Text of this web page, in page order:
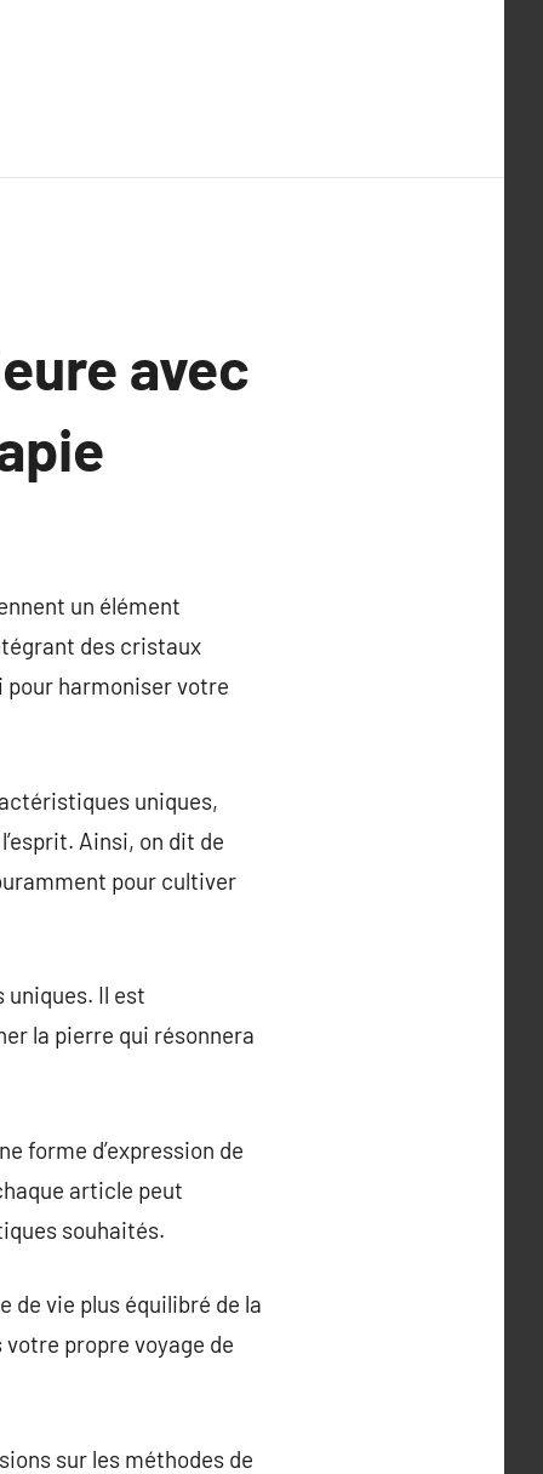
avec
un élément
des cristaux
pour harmoniser votre
uniques,
Ainsi, on dit de
pour cultiver
uniques. Il est
la pierre qui résonnera
forme d’expression de
article peut
souhaités.
vie plus équilibré de la
propre voyage de
sur les méthodes de